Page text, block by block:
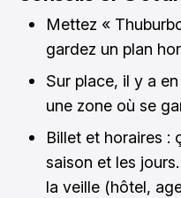
Mettez «
gardez un plan
Sur place, il y a
une zone où se
Billet et horaires :
saison et les
la veille (hôtel,